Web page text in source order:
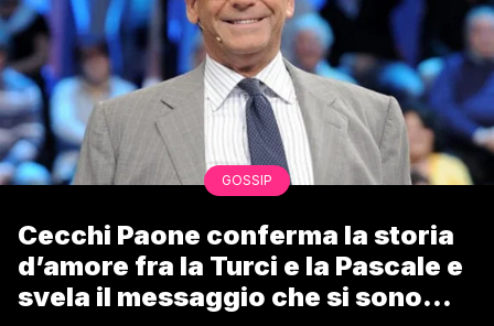
GOSSIP
Cecchi Paone conferma la storia
d’amore fra la Turci e la Pascale e
svela il messaggio che si sono